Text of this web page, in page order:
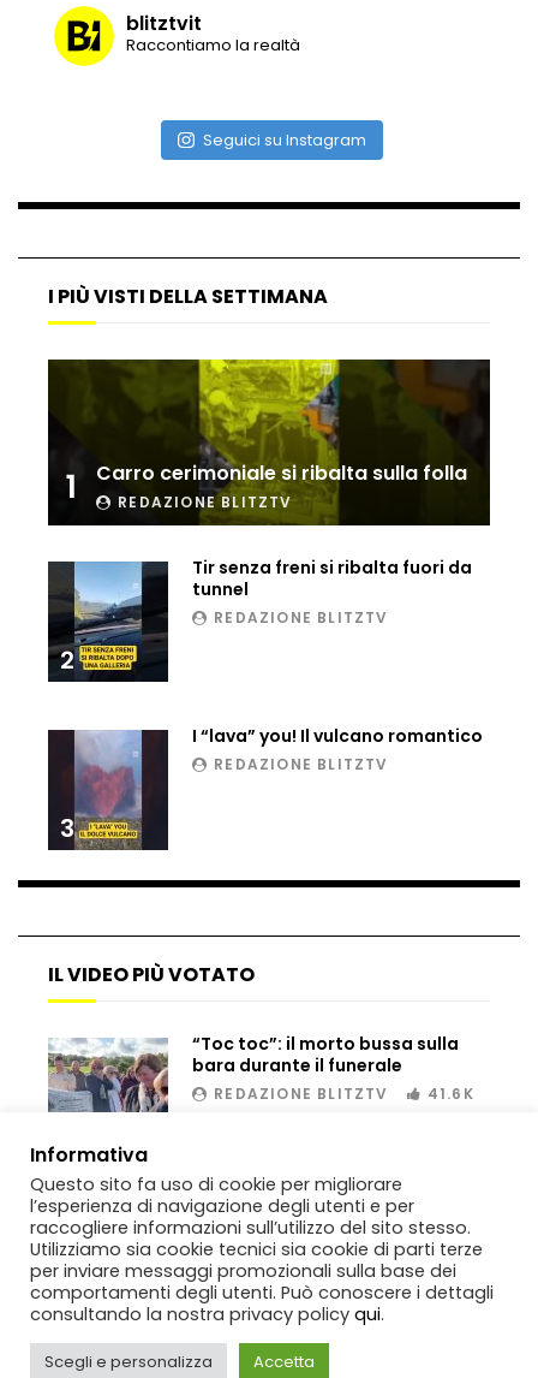
Incidente aereo a Mogadiscio, aereo
Tir bloccato sul passaggio a livello:
treno lo distrugge
Parco divertimenti, attrazione cede
all’improvviso
Russia sotto zero: fiumi congelati e navi
rompighiaccio a Mosca
Bombe russe sulle montagne per creare
Auto si schianta, il guidatore vola dal
viadotto
Tradisce la moglie e lo legano con lo
scotch a un albero
Tentano di salvarla dalla seggiovia, ma
il piano fallisce
blitztvit
Raccontiamo la realtà
Seguici su Instagram
I PIÙ VISTI DELLA SETTIMANA
1 Carro cerimoniale si ribalta sulla folla
REDAZIONE BLITZTV
2
Tir senza freni si ribalta fuori da
tunnel
REDAZIONE BLITZTV
3
I “lava” you! Il vulcano romantico
REDAZIONE BLITZTV
IL VIDEO PIÙ VOTATO
00:02
“Toc toc”: il morto bussa sulla
bara durante il funerale
REDAZIONE BLITZTV 41.6K
Informativa
Questo sito fa uso di cookie per migliorare
l’esperienza di navigazione degli utenti e per
raccogliere informazioni sull’utilizzo del sito stesso.
Utilizziamo sia cookie tecnici sia cookie di parti terze
per inviare messaggi promozionali sulla base dei
comportamenti degli utenti. Può conoscere i dettagli
consultando la nostra privacy policy qui.
Scegli e personalizza Accetta